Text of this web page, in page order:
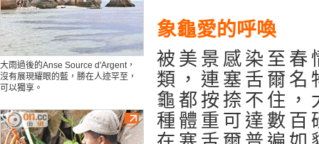
大雨過後的Anse Source d'Argent，
沒有展現耀眼的藍，勝在人迹罕至，
可以獨享。
象龜愛的呼喚
被美景感染至春
類，連塞舌爾
龜都按捺不住，
種體重可達數百